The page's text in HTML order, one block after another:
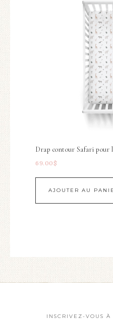
Drap contour Safari pour
69.00 $
AJOUTER AU
INSCRIVEZ-VOUS À